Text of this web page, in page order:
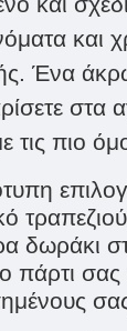
και
Ένα
στα
πιο
δωράκι
πάρτι σας